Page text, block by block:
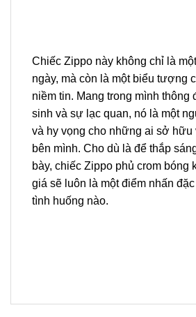
Chiếc Zippo này không chỉ là
ngày, mà còn là một biểu tượng
niềm tin. Mang trong mình thông
sinh và sự lạc quan, nó là một
và hy vọng cho những ai sở hữu
bên mình. Cho dù là để thắp
bày, chiếc Zippo phủ crom bóng
giá sẽ luôn là một điểm nhấn
tình huống nào.